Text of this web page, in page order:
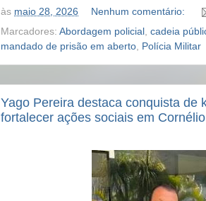
às maio 28, 2026
Nenhum comentário:
Marcadores: Abordagem policial , cadeia
mandado de prisão em aberto, Polícia Militar
Yago Pereira destaca conquista de
fortalecer ações sociais em